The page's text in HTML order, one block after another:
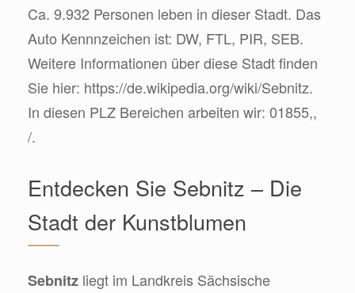
Ca. 9.932 Personen leben in dieser Stadt. Das
Auto Kennnzeichen ist: DW, FTL, PIR, SEB.
Weitere Informationen über diese Stadt finden
Sie hier: https://de.wikipedia.org/wiki/Sebnitz.
In diesen PLZ Bereichen arbeiten wir: 01855,,
/.
Entdecken Sie Sebnitz – Die
Stadt der Kunstblumen
Sebnitz liegt im Landkreis Sächsische